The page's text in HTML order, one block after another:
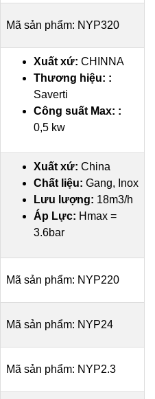
Mã sản phẩm: NYP320
Xuất xứ: CHINNA
Thương hiệu: :
Saverti
Công suất Max: :
0,5 kw
Xuất xứ: China
Chất liệu: Gang, Inox
Lưu lượng: 18m3/h
Áp Lực: Hmax =
3.6bar
Mã sản phẩm: NYP220
Mã sản phẩm: NYP24
Mã sản phẩm: NYP2.3